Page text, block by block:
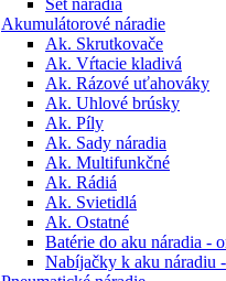
Set náradia
Akumulátorové náradie
Ak. Skrutkovače
Ak. Vŕtacie kladivá
Ak. Rázové uťahováky
Ak. Uhlové brúsky
Ak. Píly
Ak. Sady náradia
Ak. Multifunkčné
Ak. Rádiá
Ak. Svietidlá
Ak. Ostatné
Batérie do aku náradia -
Nabíjačky k aku náradiu